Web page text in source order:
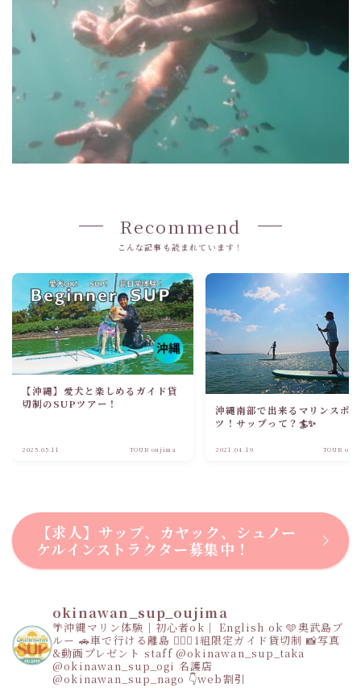
Recommend
こんな記事も読まれています！
【沖縄】愛犬と楽しめるガイド貸
切制のSUPツアー！
2025.05.11 TOUR oujima
沖縄南部で出来るマリンスポー
ツ！サップって？🏄✨
2021.04.19 TOUR
【求人】サップ、カヤック、シュノー
ケルインストラクター募集中！
okinawan_sup_oujima
🌴沖縄マリン体験｜初心者ok｜ English ok 🩵奥武島ブ
ルー 🚗車で行ける離島 👩‍❤️‍👩1組限定ガイド貸切制 📸写真
&動画プレゼント staff@okinawan_sup_taka
@okinawan_sup_ogi 名護店
@okinawan_sup_nago 👇web割引